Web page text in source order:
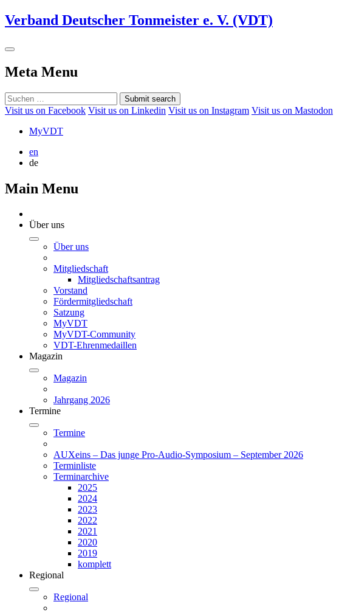
Verband Deutscher Tonmeister e. V. (VDT)
Meta Menu
Submit search
Visit us on Facebook Visit us on Linkedin Visit us on Instagram Visit us on Mastodon
MyVDT
en
de
Main Menu
Über uns
Über uns
Mitgliedschaft
Mitgliedschaftsantrag
Vorstand
Fördermitgliedschaft
Satzung
MyVDT
MyVDT-Community
VDT-Ehrenmedaillen
Magazin
Magazin
Jahrgang 2026
Termine
Termine
AUXeins – Das junge Pro-Audio-Symposium – September 2026
Terminliste
Terminarchive
2025
2024
2023
2022
2021
2020
2019
komplett
Regional
Regional